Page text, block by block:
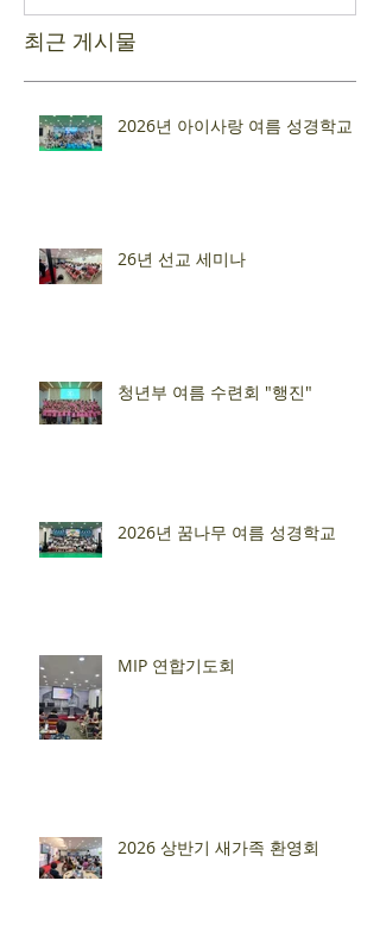
최근 게시물
2026년 아이사랑 여름 성경학교
26년 선교 세미나
청년부 여름 수련회 "행진"
2026년 꿈나무 여름 성경학교
MIP 연합기도회
2026 상반기 새가족 환영회